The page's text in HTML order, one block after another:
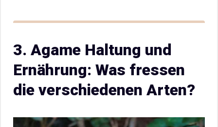
3. Agame Haltung und
Ernährung: Was fressen
die verschiedenen Arten?